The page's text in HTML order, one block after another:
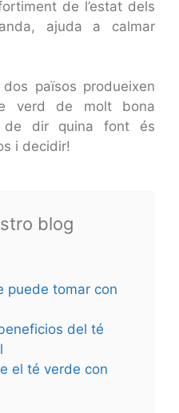
de l’estat dels
ajuda a calmar
països produeixen
verd de molt bona
dir quina font és
i decidir!
blog
puede tomar con
del té
el té verde con